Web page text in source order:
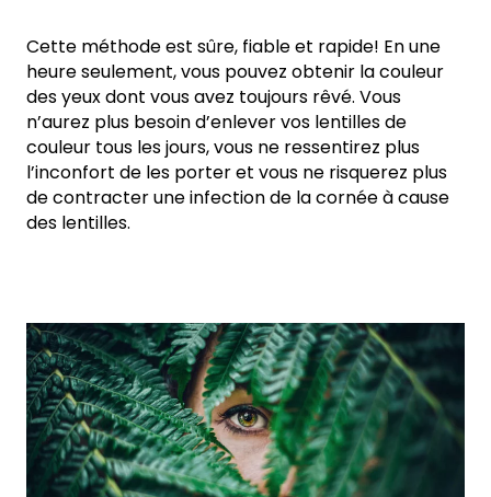
Cette méthode est sûre, fiable et rapide! En une
heure seulement, vous pouvez obtenir la couleur
des yeux dont vous avez toujours rêvé. Vous
n’aurez plus besoin d’enlever vos lentilles de
couleur tous les jours, vous ne ressentirez plus
l’inconfort de les porter et vous ne risquerez plus
de contracter une infection de la cornée à cause
des lentilles.